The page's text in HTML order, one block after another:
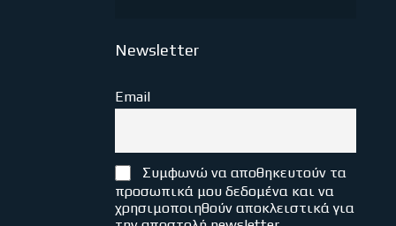
Newsletter
Email
Συμφωνώ να αποθηκευτούν τα
προσωπικά μου δεδομένα και να
χρησιμοποιηθούν αποκλειστικά για